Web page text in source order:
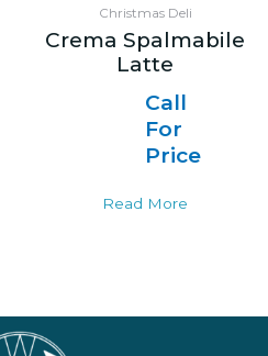
Christmas Deli
Crema Spalmabile
Latte
Call
For
Price
Read More